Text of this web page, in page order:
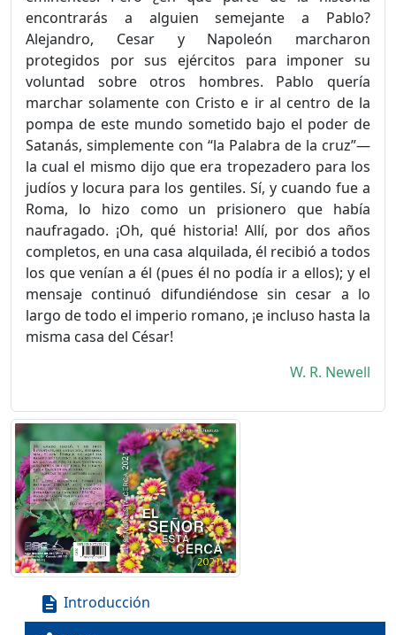
encontrarás a alguien semejante a Pablo?
Alejandro, Cesar y Napoleón marcharon
protegidos por sus ejércitos para imponer su
voluntad sobre otros hombres. Pablo que­ría
marchar solamente con Cristo e ir al centro de la
pompa de este mundo sometido bajo el poder de
Satanás, simplemente con “la Palabra de la cruz”—
la cual el mismo dijo que era tropezadero para los
judíos y locura para los gentiles. Sí, y cuando fue a
Roma, lo hizo como un prisionero que había
naufragado. ¡Oh, qué historia! Allí, por dos años
completos, en una casa alquilada, él recibió a todos
los que venían a él (pues él no podía ir a ellos); y el
mensaje continuó difundiéndose sin cesar a lo
largo de todo el imperio romano, ¡e incluso hasta la
misma casa del César!
W. R. Newell
description Introducción